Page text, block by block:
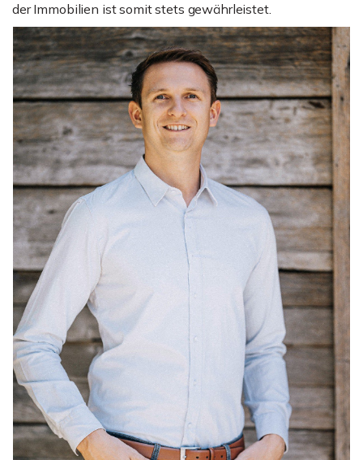
der Immobilien ist somit stets gewährleistet.